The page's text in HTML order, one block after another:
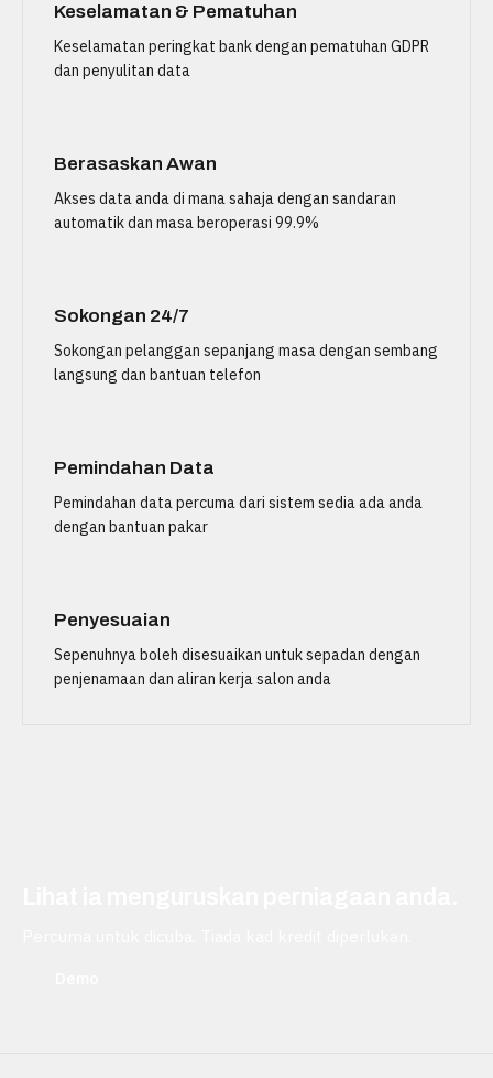
Keselamatan & Pematuhan
Keselamatan peringkat bank dengan pematuhan GDPR
dan penyulitan data
Berasaskan Awan
Akses data anda di mana sahaja dengan sandaran
automatik dan masa beroperasi 99.9%
Sokongan 24/7
Sokongan pelanggan sepanjang masa dengan sembang
langsung dan bantuan telefon
Pemindahan Data
Pemindahan data percuma dari sistem sedia ada anda
dengan bantuan pakar
Penyesuaian
Sepenuhnya boleh disesuaikan untuk sepadan dengan
penjenamaan dan aliran kerja salon anda